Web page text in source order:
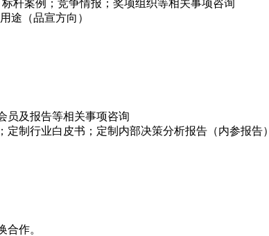
杆案例；竞争情报；奖项组织等相关事项咨询
途（品宣方向）
员及报告等相关事项咨询
制行业白皮书；定制内部决策分析报告（内参报告）
作。